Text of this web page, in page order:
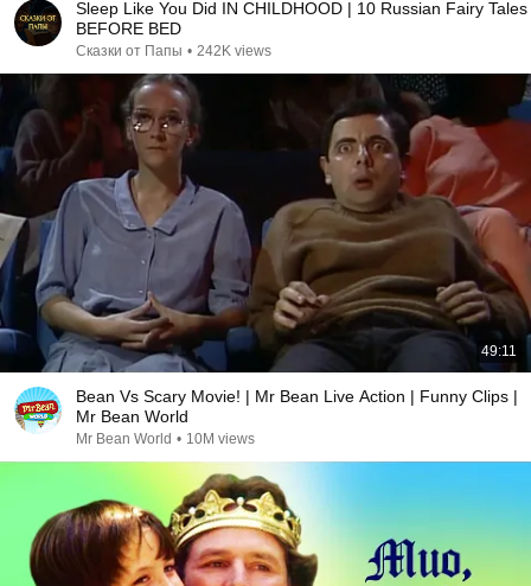
Sleep Like You Did IN CHILDHOOD | 10 Russian Fairy Tales
BEFORE BED
Сказки от Папы • 242K views
49:11
Bean Vs Scary Movie! | Mr Bean Live Action | Funny Clips |
Mr Bean World
Mr Bean World • 10M views